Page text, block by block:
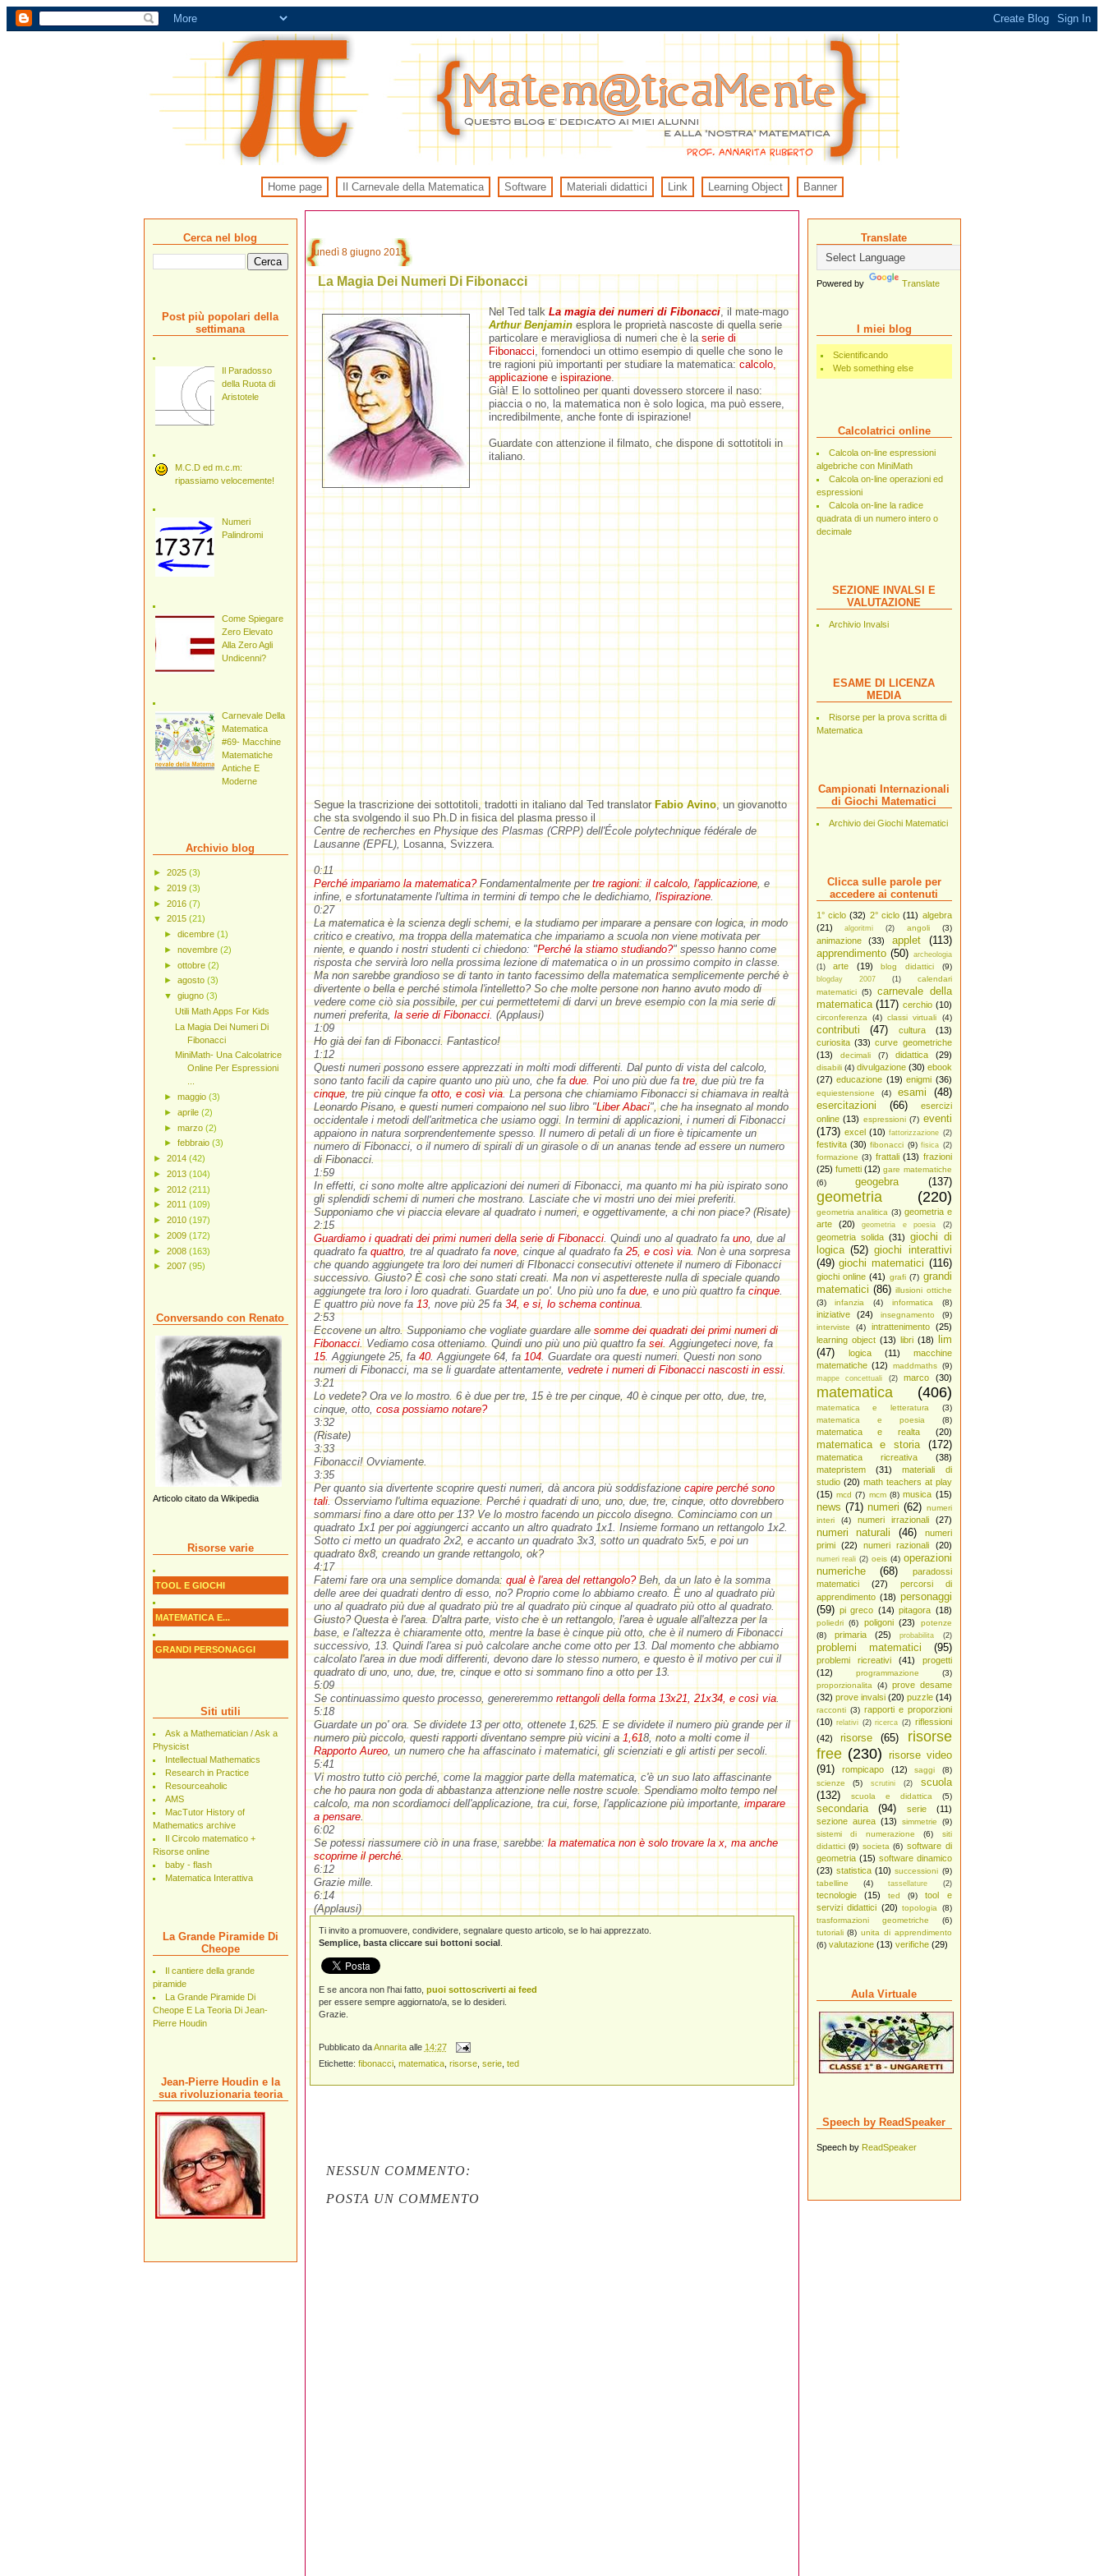
Home page Il Carnevale della Matematica Software Materiali didattici Link Learning Object Banner
Translate
Powered by Translate
I miei blog
Scientificando
Web something else
Calcolatrici online
Calcola on-line espressioni
algebriche con MiniMath
Calcola on-line operazioni ed
espressioni
Calcola on-line la radice
quadrata di un numero intero o
decimale
SEZIONE INVALSI E
VALUTAZIONE
Archivio Invalsi
ESAME DI LICENZA
MEDIA
Risorse per la prova scritta di
Matematica
Campionati Internazionali
di Giochi Matematici
Archivio dei Giochi Matematici
Clicca sulle parole per
accedere ai contenuti
1° ciclo (32) 2° ciclo (11) algebra
(21)
algoritmi (2) angoli (3)
animazione (33) applet
(113)
apprendimento (50) archeologia
(1)
arte (19) blog didattici (9)
blogday 2007 (1)
calendari
matematici
(5)
carnevale della
matematica (117) cerchio (10)
circonferenza (4) classi virtuali (4)
contributi (47) cultura
(13)
curiosita (33) curve geometriche
(13)
decimali (7) didattica (29)
disabili (4) divulgazione (30) ebook
(27) educazione (19) enigmi (36)
equiestensione (4) esami
(48)
esercitazioni
(66)
esercizi
online (13) espressioni (7) eventi
(173) excel (10) fattorizzazione (2)
festivita (30) fibonacci (9) fisica (2)
formazione (3) frattali (13) frazioni
(25) fumetti (12) gare matematiche
(6)
geogebra (137)
geometria (220)
geometria analitica (3) geometria e
arte
(20) geometria e poesia (2)
geometria solida (31) giochi di
logica (52) giochi interattivi
(49) giochi matematici (116)
giochi online (41) grafi (7) grandi
matematici (86) illusioni ottiche
(3)
infanzia (4) informatica (8)
iniziative (24) insegnamento
(9)
interviste
(4) intrattenimento
(25)
learning object (13) libri (18)
lim
(47)
logica (11)
macchine
matematiche (12) maddmaths (9)
mappe concettuali (2) marco (30)
matematica (406)
matematica e letteratura
(3)
matematica e poesia
(8)
matematica e realta (20)
matematica e storia (172)
matematica ricreativa
(38)
matepristem
(31)
materiali di
studio (20) math teachers at play
(15) mcd (7) mcm (8) musica (15)
news (71) numeri (62) numeri
interi
(4) numeri irrazionali (27)
numeri naturali (46)
numeri
primi
(22) numeri razionali (20)
numeri reali (2) oeis (4) operazioni
numeriche
(68)
paradossi
matematici
(27)
percorsi di
apprendimento (18) personaggi
(59) pi greco (14) pitagora (18)
poliedri (6) poligoni (23)
potenze
(8)
primaria (25) probabilita (2)
problemi matematici (95)
problemi ricreativi (41)
progetti
(12)
programmazione
(3)
proporzionalita
(4) prove desame
(32) prove invalsi (20) puzzle (14)
racconti (3) rapporti e proporzioni
(10) relativi (2) ricerca (2) riflessioni
(42)
risorse (65)
risorse
free (230) risorse video
(91)
rompicapo (12) saggi
(8)
scienze
(5) scrutini (2)
scuola
(132)
scuola e didattica (5)
secondaria (94) serie
(11)
sezione aurea (13) simmetrie
(9)
sistemi di numerazione
(6)
siti
didattici (9) societa (6) software di
geometria (15) software dinamico
(23) statistica (10) successioni (9)
tabelline
(4) tassellature (2)
tecnologie (15) ted (9)
tool e
servizi didattici (20) topologia
(8)
trasformazioni geometriche
(6)
tutoriali (8) unita di apprendimento
(6) valutazione (13) verifiche (29)
Aula Virtuale
Speech by ReadSpeaker
Speech by ReadSpeaker
lunedì 8 giugno 2015
La Magia Dei Numeri Di Fibonacci
Nel Ted talkLa magia dei numeri di Fibonacci, il mate-mago
Arthur Benjaminesplora le proprietà nascoste di quella serie
particolare e meravigliosa di numeri che è la serie di
Fibonacci, fornendoci un ottimo esempio di quelle che sono le
tre ragioni più importanti per studiare la matematica:calcolo,
applicazioneeispirazione.
Già! E lo sottolineo per quanti dovessero storcere il naso:
piaccia o no, la matematica non è solo logica, ma può essere,
incredibilmente, anche fonte di ispirazione!
Guardate con attenzione il filmato, che dispone di sottotitoli in
italiano.
Segue la trascrizione dei sottotitoli, tradotti in italiano dal Ted translatorFabio Avino, un giovanotto
che sta svolgendo il suo Ph.D in fisica del plasma presso il
Centre de recherches en Physique des Plasmas (CRPP) dell'École polytechnique fédérale de
Lausanne (EPFL), Losanna, Svizzera.
0:11
Perché impariamo la matematica?Fondamentalmente pertre ragioni:il calcolo, l'applicazione, e
infine, e sfortunatamente l'ultima in termini di tempo che le dedichiamo, l'ispirazione.
0:27
La matematica è la scienza degli schemi, e la studiamo per imparare a pensare con logica, in modo
critico e creativo, ma troppa della matematica che impariamo a scuola non viene motivata per
niente, e quando i nostri studenti ci chiedono: "Perché la stiamo studiando?" spesso hanno come
risposta che servirà loro nella prossima lezione di matematica o in un prossimo compito in classe.
Ma non sarebbe grandioso se di tanto in tanto facessimo della matematica semplicemente perché è
divertente o bella e perché stimola l'intelletto? So che molte persone non hanno avuto modo di
vedere come ciò sia possibile, per cui permettetemi di darvi un breve esempio con la mia serie di
numeri preferita, la serie di Fibonacci. (Applausi)
1:09
Ho già dei fan di Fibonacci. Fantastico!
1:12
Questi numeri possono essere apprezzati in molti modi differenti. Dal punto di vista del calcolo,
sono tanto facili da capire quanto uno più uno, che fa due. Poi uno più due fa tre, due più tre fa
cinque, tre più cinque faotto, e così via. La persona che chiamiamo Fibonacci si chiamava in realtà
Leonardo Pisano, e questi numeri compaiono nel suo libro "Liber Abaci", che ha insegnato al mondo
occidentale i metodi dell'aritmetica che usiamo oggi. In termini di applicazioni, i numeri di Fibonacci
appaiono in natura sorprendentemente spesso. Il numero di petali di un fiore è tipicamente un
numero di Fibonacci, o il numero di spirali di un girasole o di un ananas tende ad essere un numero
di Fibonacci.
1:59
In effetti, ci sono molte altre applicazioni dei numeri di Fibonacci, ma quanto mi ha più ispirato sono
gli splendidi schemi di numeri che mostrano. Lasciate che vi mostri uno dei miei preferiti.
Supponiamo che vi piaccia elevare al quadrato i numeri, e oggettivamente, a chi non piace? (Risate)
2:15
Guardiamo i quadrati dei primi numeri della serie di Fibonacci. Quindi uno al quadrato fa uno, due al
quadrato fa quattro, tre al quadrato fa nove, cinque al quadrato fa 25, e così via. Non è una sorpresa
che quando aggiungete tra loro dei numeri di FIbonacci consecutivi ottenete il numero di Fibonacci
successivo. Giusto? È così che sono stati creati. Ma non vi aspettereste nulla di speciale quando
aggiungete tra loro i loro quadrati. Guardate un po'. Uno più uno fa due, e uno più quattro fa cinque.
E quattro più nove fa 13, nove più 25 fa 34, e si, lo schema continua.
2:53
Eccovene un altro. Supponiamo che vogliate guardare allesomme dei quadrati dei primi numeri di
Fibonacci. Vediamo cosa otteniamo. Quindi uno più uno più quattro fasei. Aggiungeteci nove, fa
15. Aggiungete 25, fa 40. Aggiungete 64, fa 104. Guardate ora questi numeri. Questi non sono
numeri di Fibonacci, ma se li guardate attentamente, vedrete i numeri di Fibonacci nascosti in essi.
3:21
Lo vedete? Ora ve lo mostro. 6 è due per tre, 15 è tre per cinque, 40 è cinque per otto, due, tre,
cinque, otto, cosa possiamo notare?
3:32
(Risate)
3:33
Fibonacci! Ovviamente.
3:35
Per quanto sia divertente scoprire questi numeri, dà ancora più soddisfazione capire perché sono
tali. Osserviamo l'ultima equazione. Perché i quadrati di uno, uno, due, tre, cinque, otto dovrebbero
sommarsi fino a dare otto per 13? Ve lo mostro facendo un piccolo disegno. Cominciamo con un
quadrato 1x1 per poi aggiungerci accanto un altro quadrato 1x1. Insieme formano un rettangolo 1x2.
Sotto ci metto un quadrato 2x2, e accanto un quadrato 3x3, sotto un quadrato 5x5, e poi un
quadrato 8x8, creando un grande rettangolo, ok?
4:17
Fatemi fare ora una semplice domanda: qual è l'area del rettangolo?Beh, da un lato è la somma
delle aree dei quadrati dentro di esso, no? Proprio come lo abbiamo creato. È uno al quadrato più
uno al quadrato più due al quadrato più tre al quadrato più cinque al quadrato più otto al quadrato.
Giusto? Questa è l'area. D'altra parte, visto che è un rettangolo, l'area è uguale all'altezza per la
base, e l'altezza è chiaramente otto, mentre la base è cinque più otto, che è il numero di Fibonacci
successivo, 13. Quindi l'area si può calcolare anche come otto per 13. Dal momento che abbiamo
calcolato l'area in due modi differenti, devono dare lo stesso numero, e questo è il motivo per cui il
quadrato di uno, uno, due, tre, cinque e otto si sommano fino a otto per 13.
5:09
Se continuassimo questo processo, genereremmo rettangoli della forma 13x21, 21x34, e così via.
5:18
Guardate un po' ora. Se dividete 13 per otto, ottenete 1,625. E se dividete il numero più grande per il
numero più piccolo, questi rapporti diventano sempre più vicini a1,618, noto a molti come il
Rapporto Aureo, un numero che ha affascinato i matematici, gli scienziati e gli artisti per secoli.
5:41
Vi mostro tutto ciò perché, come la maggior parte della matematica, c'è un suo lato affascinante
che ho paura non goda di abbastanza attenzione nelle nostre scuole. Spendiamo molto tempo nel
calcolo, ma non scordiamoci dell'applicazione, tra cui, forse, l'applicazione più importante,imparare
a pensare.
6:02
Se potessi riassumere ciò in una frase, sarebbe:la matematica non è solo trovare la x, ma anche
scoprirne il perché.
6:12
Grazie mille.
6:14
(Applausi)
Ti invito a promuovere, condividere, segnalare questo articolo, se lo hai apprezzato.
Semplice, basta cliccare sui bottoni social.
E se ancora non l'hai fatto, puoi sottoscriverti ai feed
per essere sempre aggiornato/a, se lo desideri.
Grazie.
Pubblicato daAnnarita alle 14:27
Etichette: fibonacci, matematica, risorse, serie, ted
NESSUN COMMENTO:
POSTA UN COMMENTO
Cerca nel blog
Post più popolari della
settimana
Il Paradosso
della Ruota di
Aristotele
M.C.D ed m.c.m:
ripassiamo velocemente!
Numeri
Palindromi
Come Spiegare
Zero Elevato
Alla Zero Agli
Undicenni?
Carnevale Della
Matematica
#69- Macchine
Matematiche
Antiche E
Moderne
Archivio blog
► 2025 (3)
► 2019 (3)
► 2016 (7)
▼ 2015 (21)
► dicembre (1)
► novembre (2)
► ottobre (2)
► agosto (3)
▼ giugno (3)
Utili Math Apps For Kids
La Magia Dei Numeri Di
Fibonacci
MiniMath- Una Calcolatrice
Online Per Espressioni
► maggio (3)
► aprile (2)
► marzo (2)
► febbraio (3)
► 2014 (42)
► 2013 (104)
► 2012 (211)
► 2011 (109)
► 2010 (197)
► 2009 (172)
► 2008 (163)
► 2007 (95)
Conversando con Renato
Articolo citato da Wikipedia
Risorse varie
TOOL E GIOCHI
MATEMATICA E...
GRANDI PERSONAGGI
Siti utili
Ask a Mathematician / Ask a
Physicist
Intellectual Mathematics
Research in Practice
Resourceaholic
AMS
MacTutor History of
Mathematics archive
Il Circolo matematico +
Risorse online
baby - flash
Matematica Interattiva
La Grande Piramide Di
Cheope
Il cantiere della grande
piramide
La Grande Piramide Di
Cheope E La Teoria Di Jean-
Pierre Houdin
Jean-Pierre Houdin e la
sua rivoluzionaria teoria